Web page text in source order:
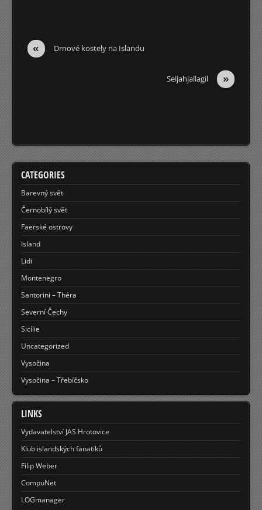
« Drnové kostely na Islandu
»
Seljahjallagil
CATEGORIES
Barevný svět
Černobílý svět
Faerské ostrovy
Island
Lidi
Montenegro
Santorini – Théra
Severní Čechy
Sicílie
Uncategorized
Vysočina
Vysočina – Třebíčsko
LINKS
Vydavatelství JAS Hrotovice
Klub islandských fanatiků
Filip Weber
CompuNet
LOGmanager